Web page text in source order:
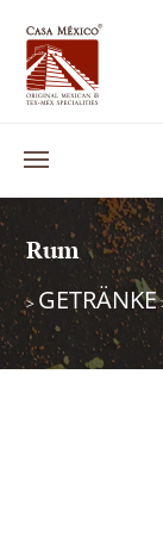
Rum
> GETRÄNKE